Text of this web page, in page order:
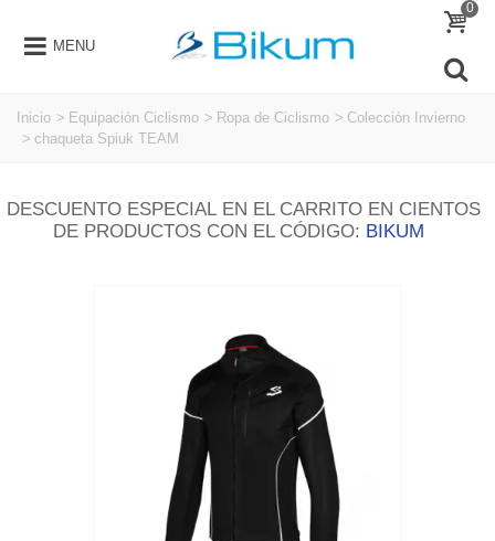
MENU
0
Inicio > Equipación Ciclismo > Ropa de Ciclismo > Colección Invierno
> chaqueta Spiuk TEAM
DESCUENTO ESPECIAL EN EL CARRITO EN CIENTOS
DE PRODUCTOS CON EL CÓDIGO: BIKUM